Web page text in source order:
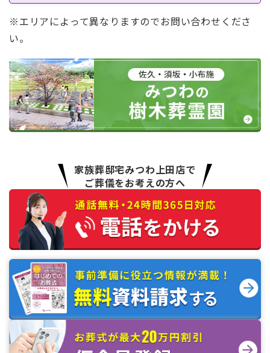
※エリアによって異なりますのでお問い合わせくださ
い。
家族葬邸宅みつわ上田店で
ご葬儀をお考えの方へ